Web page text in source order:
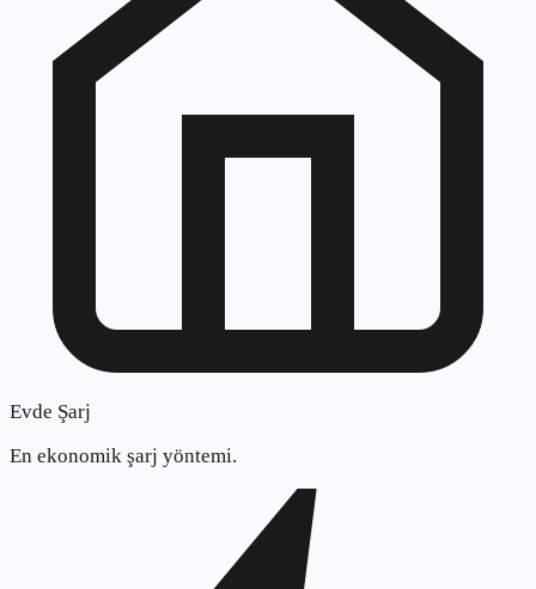
Evde Şarj
En ekonomik şarj yöntemi.